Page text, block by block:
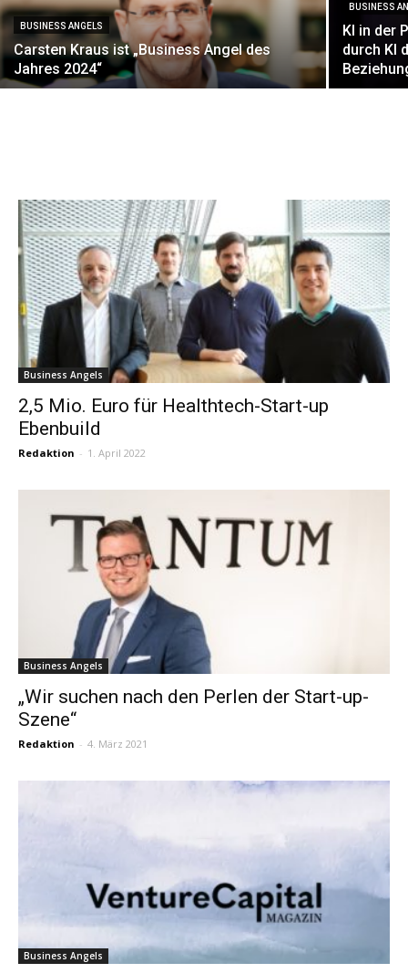
BUSINESS ANGELS
Carsten Kraus ist „Business Angel des
Jahres 2024“
BUSINESS
KI in der
durch KI
Business Angels
2,5 Mio. Euro für Healthtech-Start-up
Ebenbuild
Redaktion - 1. April 2022
Business Angels
„Wir suchen nach den Perlen der Start-up-
Szene“
Redaktion - 4. März 2021
Business Angels